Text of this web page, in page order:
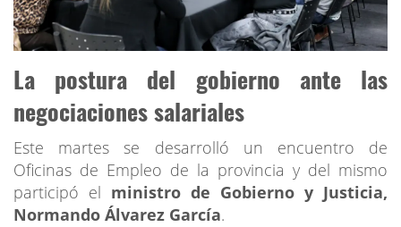
La postura del gobierno ante las
negociaciones salariales
Este martes se desarrolló un encuentro de
Oficinas de Empleo de la provincia y del mismo
participó el ministro de Gobierno y Justicia,
Normando Álvarez García.